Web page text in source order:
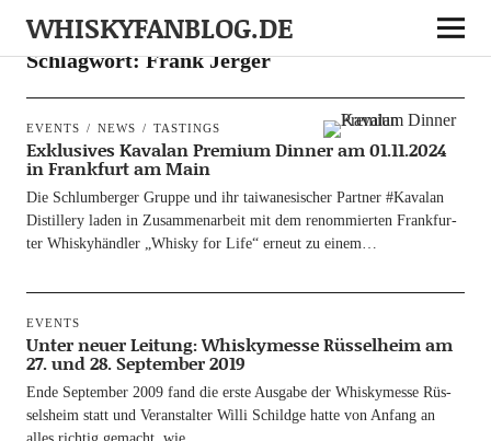
WHISKYFANBLOG.DE
Schlagwort:Frank Jerger
EVENTS NEWS TASTINGS
Exklusives Kavalan Premium Dinner am 01.11.2024
in Frankfurt am Main
Die Schlum­ber­ger Grup­pe und ihr tai­wa­ne­si­scher Part­ner #Kavalan
Distil­lery laden in Zusam­men­ar­beit mit dem renom­mier­ten Frank­fur­
ter Whis­ky­händ­ler „Whis­ky for Life“ erneut zu einem…
EVENTS
Unter neuer Leitung: Whiskymesse Rüsselheim am
27. und 28. September 2019
Ende Sep­tem­ber 2009 fand die ers­te Aus­ga­be der Whis­ky­mes­se Rüs­
sels­heim statt und Ver­an­stal­ter Wil­li Schildge hat­te von Anfang an